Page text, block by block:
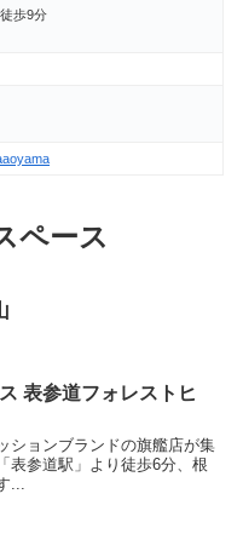
歩9分
ペース
表参道フォレストヒ
ションブランドの旗艦店が集
表参道駅」より徒歩6分、根
...